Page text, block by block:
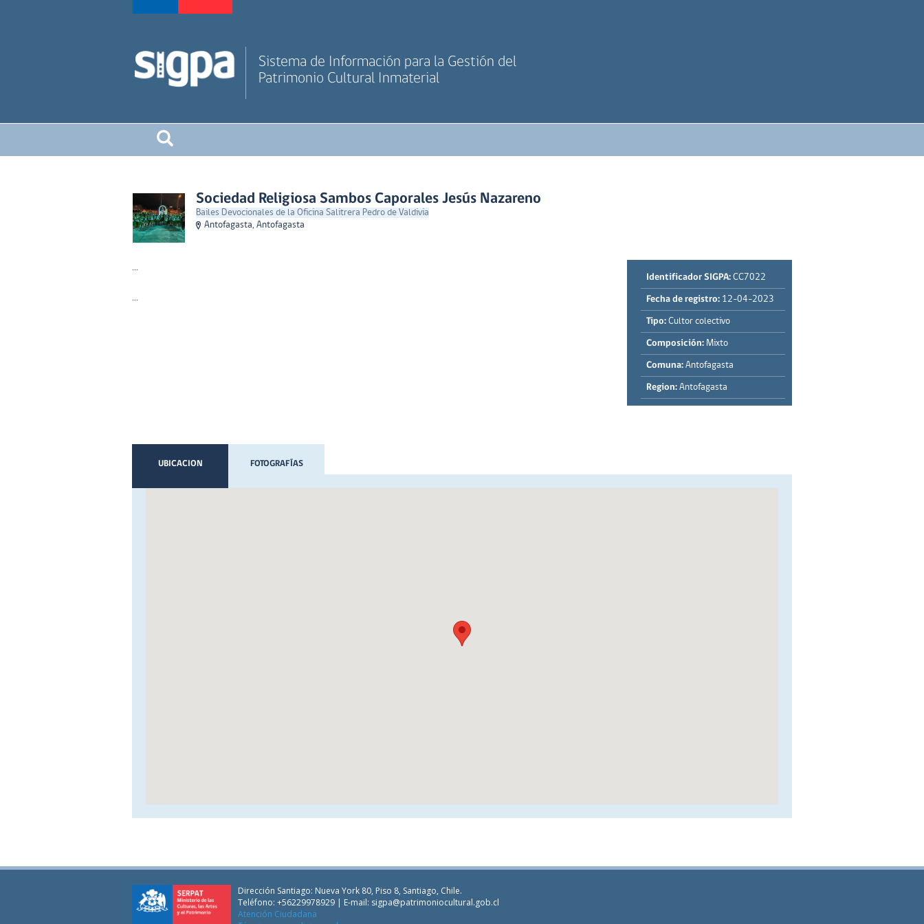
Sistema de Información para la Gestión del
Patrimonio Cultural Inmaterial
Sociedad Religiosa Sambos Caporales Jesús Nazareno
Bailes Devocionales de la Oficina Salitrera Pedro de Valdivia
Antofagasta, Antofagasta
...
...
Identificador SIGPA: CC7022
Fecha de registro: 12-04-2023
Tipo: Cultor colectivo
Composición: Mixto
Comuna: Antofagasta
Region: Antofagasta
UBICACION FOTOGRAFÍAS
Dirección Santiago: Nueva York 80, Piso 8, Santiago, Chile.
Teléfono: +56229978929 | E-mail: sigpa@patrimoniocultural.gob.cl
Atención Ciudadana